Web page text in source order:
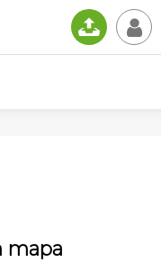
📤 👤
mapa